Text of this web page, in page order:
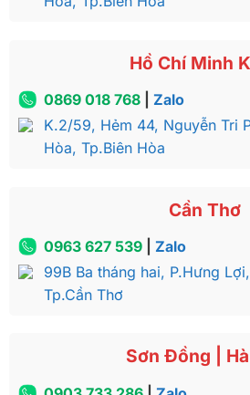
Hồ Chí Minh
0869 018 768| Zalo
K.2/59, Hẻm 44, Nguyễn Tri
Hòa, Tp.Biên Hòa
Cần Thơ
0963 627 539| Zalo
99B Ba tháng hai, P.Hưng
Tp.Cần Thơ
Sơn Đồng |